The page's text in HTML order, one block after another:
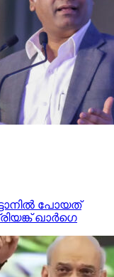
പോയത്
ഖാര്‍ഗെ